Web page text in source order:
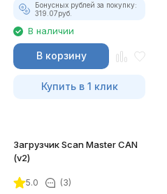
Бонусных рублей за покупку:
319.07руб.
В наличии
В корзину
Купить в 1 клик
Загрузчик Scan Master CAN
(v2)
5.0 (3)